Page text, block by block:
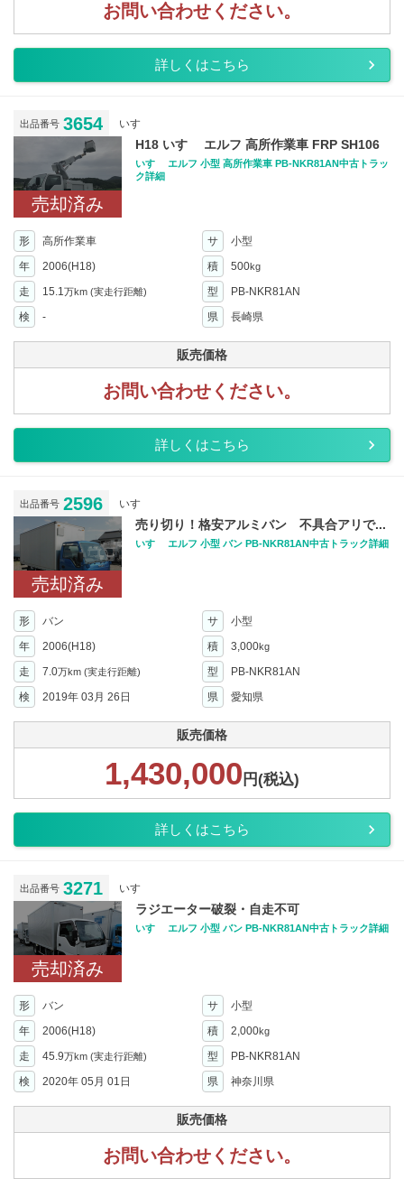
お問い合わせください。
詳しくはこちら
出品番号 3654 いすゞ
売却済み
H18 いすゞ エルフ 高所作業車 FRP SH106
いすゞ エルフ 小型 高所作業車 PB-NKR81AN中古トラッ
ク詳細
形 高所作業車 サ
小型
年
2006(H18) 積 500kg
走 15.1万km (実走行距離) 型
PB-NKR81AN
検
- 県 長崎県
販売価格
お問い合わせください。
詳しくはこちら
出品番号 2596 いすゞ
売却済み
売り切り！格安アルミバン 不具合アリで...
いすゞ エルフ 小型 バン PB-NKR81AN中古トラック詳細
形 バン サ
小型
年
2006(H18) 積 3,000kg
走 7.0万km (実走行距離) 型
PB-NKR81AN
検
2019年 03月 26日 県 愛知県
販売価格
1,430,000 円(税込)
詳しくはこちら
出品番号 3271 いすゞ
売却済み
ラジエーター破裂・自走不可
いすゞ エルフ 小型 バン PB-NKR81AN中古トラック詳細
形 バン サ
小型
年
2006(H18) 積 2,000kg
走 45.9万km (実走行距離) 型
PB-NKR81AN
検
2020年 05月 01日 県 神奈川県
販売価格
お問い合わせください。